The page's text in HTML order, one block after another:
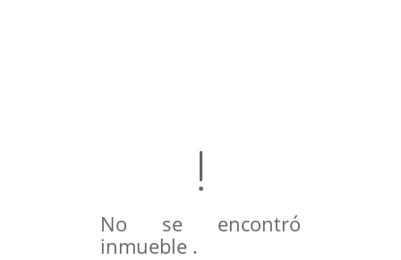
No se encontró
inmueble .